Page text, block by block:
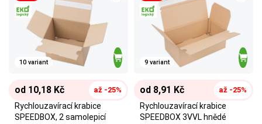
10 variant
od 10,18 Kč až -25%
Rychlouzavírací krabice
SPEEDBOX, 2 samolepicí
9 variant
od 8,91 Kč až -25%
Rychlouzavírací krabice
SPEEDBOX 3VVL hnědé